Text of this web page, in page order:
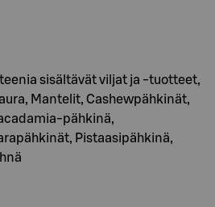
sisältävät viljat ja -tuotteet,
Mantelit, Cashewpähkinät,
pähkinä,
Pistaasipähkinä,